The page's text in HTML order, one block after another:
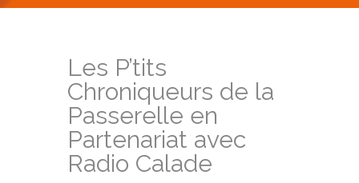
Les P’tits
Chroniqueurs de la
Passerelle en
Partenariat avec
Radio Calade